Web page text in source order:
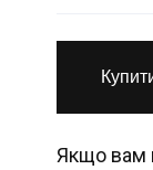
Якщо вам